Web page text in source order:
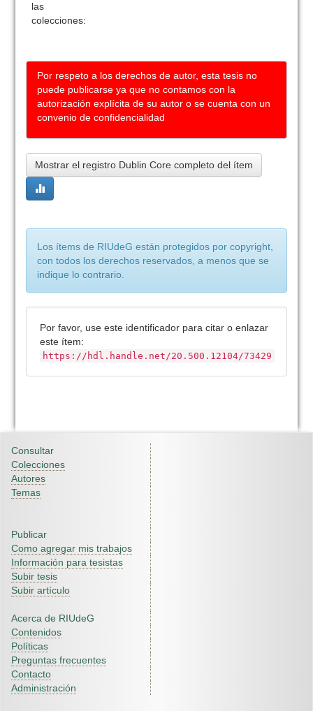
las
colecciones:
Por respeto a los derechos de autor, esta tesis no
puede publicarse ya que no contamos con la
autorización explícita de su autor o se cuenta con un
convenio de confidencialidad
Mostrar el registro Dublin Core completo del ítem
Los ítems de RIUdeG están protegidos por copyright,
con todos los derechos reservados, a menos que se
indique lo contrario.
Por favor, use este identificador para citar o enlazar
este ítem:
https://hdl.handle.net/20.500.12104/73429
Consultar
Colecciones
Autores
Temas
Publicar
Como agregar mis trabajos
Información para tesistas
Subir tesis
Subir artículo
Acerca de RIUdeG
Contenidos
Políticas
Preguntas frecuentes
Contacto
Administración